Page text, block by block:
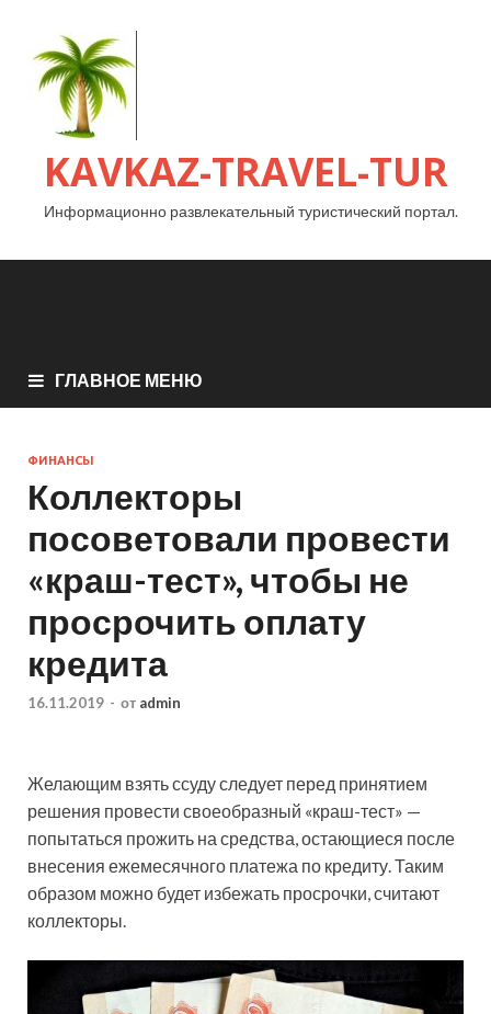
KAVKAZ-TRAVEL-TUR
Информационно развлекательный туристический портал.
ГЛАВНОЕ МЕНЮ
ФИНАНСЫ
Коллекторы
посоветовали провести
«краш-тест», чтобы не
просрочить оплату
кредита
16.11.2019 - от admin
Желающим взять ссуду следует перед принятием
решения провести своеобразный «краш-тест» —
попытаться прожить на средства, остающиеся после
внесения ежемесячного платежа по кредиту. Таким
образом можно будет избежать просрочки, считают
коллекторы.